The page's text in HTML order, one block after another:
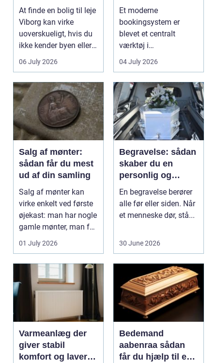
lejlighed
At finde en bolig til leje
Viborg kan virke
uoverskueligt, hvis du
ikke kender byen eller
det lokale...
06 July 2026
klinikhverdag
Et moderne
bookingsystem er
blevet et centralt
værktøj i
sundhedssektoren.
Klinikker, praksis og
beh...
04 July 2026
Salg af mønter:
sådan får du mest
ud af din samling
Salg af mønter kan
virke enkelt ved første
øjekast: man har nogle
gamle mønter, man får
dem vurderet...
01 July 2026
Begravelse: sådan
skaber du en
personlig og
respektfuld afsked
En begravelse berører
alle før eller siden. Når
et menneske dør, stå...
30 June 2026
Varmeanlæg der
giver stabil
komfort og lavere
Bedemand
aabenraa sådan
får du hjælp til en